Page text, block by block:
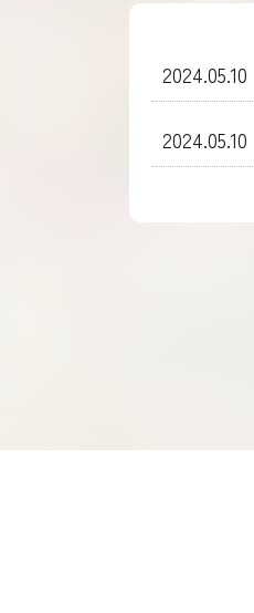
2024.05.10
2024.05.10